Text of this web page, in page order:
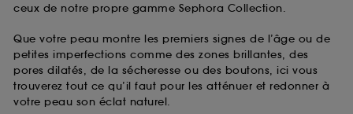
ceux de notre propre gamme Sephora Collection.
Que votre peau montre les premiers signes de l’âge ou de
petites imperfections comme des zones brillantes, des
pores dilatés, de la sécheresse ou des boutons, ici vous
trouverez tout ce qu’il faut pour les atténuer et redonner à
votre peau son éclat naturel.